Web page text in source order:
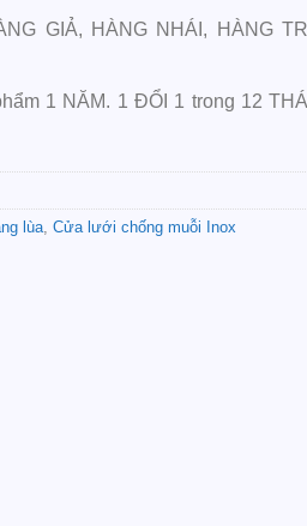
GIẢ, HÀNG NHÁI, HÀNG
1 NĂM. 1 ĐỔI 1 trong 12
lùa Cửa lưới chống muỗi Inox